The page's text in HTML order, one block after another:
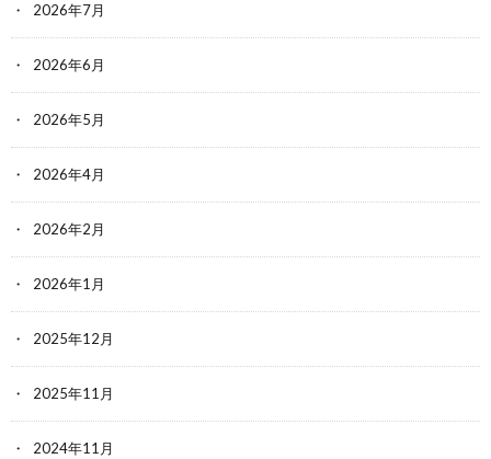
2026年7月
2026年6月
2026年5月
2026年4月
2026年2月
2026年1月
2025年12月
2025年11月
2024年11月